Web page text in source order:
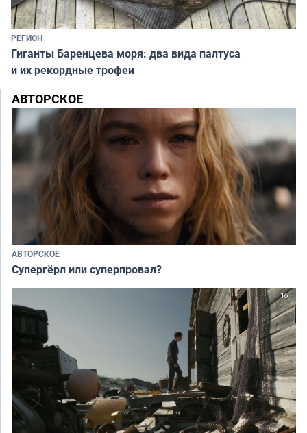
РЕГИОН
Гиганты Баренцева моря: два вида палтуса
и их рекордные трофеи
АВТОРСКОЕ
АВТОРСКОЕ
Супергёрл или суперпровал?